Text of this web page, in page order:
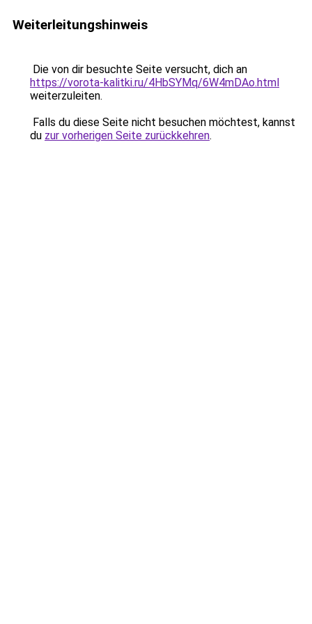
Weiterleitungshinweis
Die von dir besuchte Seite versucht, dich an
https://vorota-kalitki.ru/4HbSYMq/6W4mDAo.html
weiterzuleiten.
Falls du diese Seite nicht besuchen möchtest, kannst
du zur vorherigen Seite zurückkehren.